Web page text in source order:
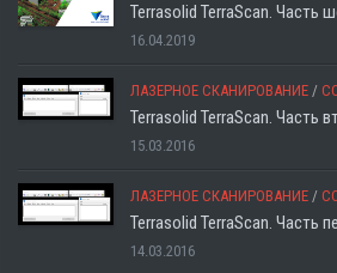
Terrasolid TerraScan. Часть
16.04.2019
ЛАЗЕРНОЕ СКАНИРОВАНИЕ /
Terrasolid TerraScan. Часть
15.03.2016
ЛАЗЕРНОЕ СКАНИРОВАНИЕ /
Terrasolid TerraScan. Часть
14.03.2016